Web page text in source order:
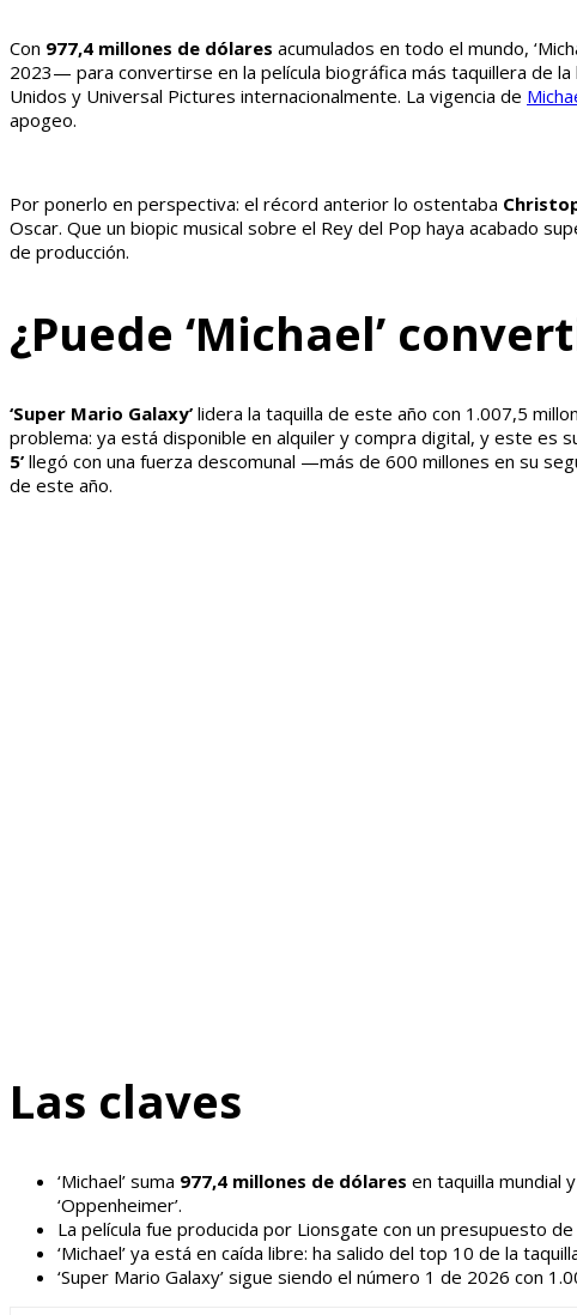
Con 977,4 millones de dólares acumulados en todo el mundo,
2023— para convertirse en la película biográfica más taquillera de
Unidos y Universal Pictures internacionalmente. La vigencia de
apogeo.
Por ponerlo en perspectiva: el récord anterior lo ostentaba
Oscar. Que un biopic musical sobre el Rey del Pop haya acabado
de producción.
¿Puede ‘Michael’
‘Super Mario Galaxy’ lidera la taquilla de este año con 1.007,5
problema: ya está disponible en alquiler y compra digital, y este es
5’ llegó con una fuerza descomunal —más de 600 millones en su
de este año.
Las claves
‘Michael’ suma 977,4 millones de dólares en taquilla mundial
‘Oppenheimer’.
La película fue producida por Lionsgate con un presupuesto
‘Michael’ ya está en caída libre: ha salido del top 10 de la
‘Super Mario Galaxy’ sigue siendo el número 1 de 2026 con